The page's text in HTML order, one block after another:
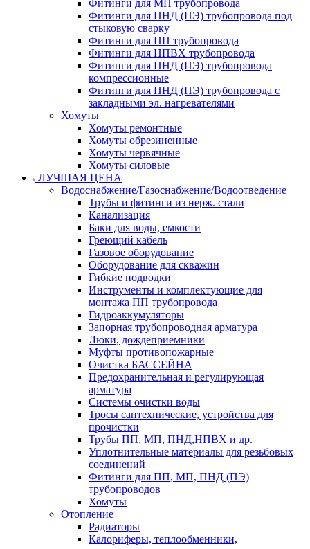
Фитинги для МП трубопровода
Фитинги для ПНД (ПЭ) трубопровода под
стыковую сварку
Фитинги для ПП трубопровода
Фитинги для НПВХ трубопровода
Фитинги для ПНД (ПЭ) трубопровода
компрессионные
Фитинги для ПНД (ПЭ) трубопровода с
закладными эл. нагревателями
Хомуты
Хомуты ремонтные
Хомуты обрезиненные
Хомуты червячные
Хомуты силовые
ЛУЧШАЯ ЦЕНА
Водоснабжение/Газоснабжение/Водоотведение
Трубы и фитинги из нерж. стали
Канализация
Баки для воды, емкости
Греющий кабель
Газовое оборудование
Оборудование для скважин
Гибкие подводки
Инструменты и комплектующие для
монтажа ПП трубопровода
Гидроаккумуляторы
Запорная трубопроводная арматура
Люки, дождеприемники
Муфты противопожарные
Очистка БАССЕЙНА
Предохранительная и регулирующая
арматура
Системы очистки воды
Тросы сантехнические, устройства для
прочистки
Трубы ПП, МП, ПНД,НПВХ и др.
Уплотнительные материалы для резьбовых
соединений
Фитинги для ПП, МП, ПНД (ПЭ)
трубопроводов
Хомуты
Отопление
Радиаторы
Калориферы, теплообменники,